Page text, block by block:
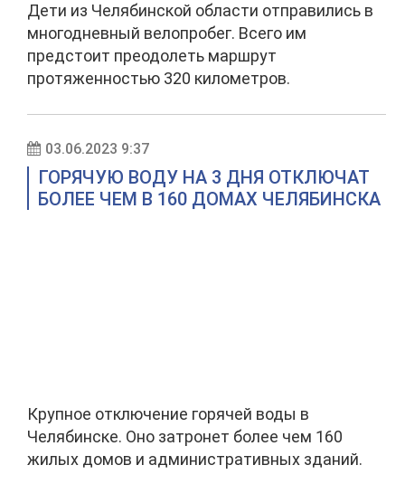
Дети из Челябинской области отправились в
многодневный велопробег. Всего им
предстоит преодолеть маршрут
протяженностью 320 километров.
03.06.2023 9:37
ГОРЯЧУЮ ВОДУ НА 3 ДНЯ ОТКЛЮЧАТ
БОЛЕЕ ЧЕМ В 160 ДОМАХ ЧЕЛЯБИНСКА
Крупное отключение горячей воды в
Челябинске. Оно затронет более чем 160
жилых домов и административных зданий.